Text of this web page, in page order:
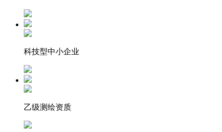
科技型中小企业
乙级测绘资质